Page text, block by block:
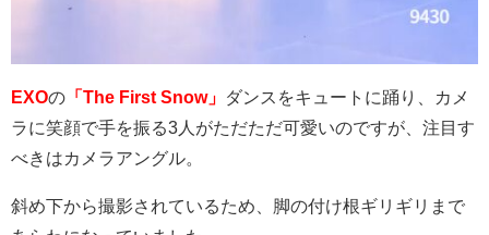
EXOの 「The First Snow」
ダンスをキュートに踊り、カメ
ラに笑顔で手を振る3 人がただただ可愛いのですが、注目す
べきはカメラアングル。
斜め下から撮影されているため、脚の付け根ギリギリまで